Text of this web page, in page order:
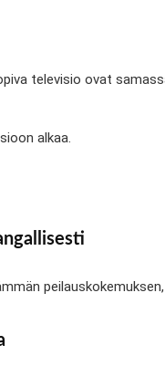
televisio ovat
alkaa.